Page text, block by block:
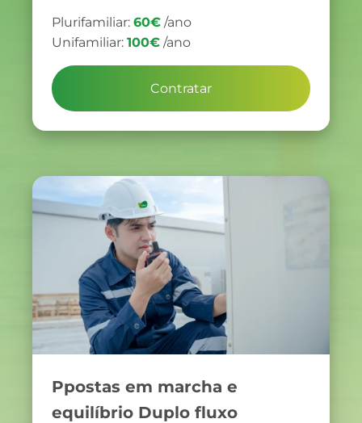
Plurifamiliar: 60€ /ano
Unifamiliar: 100€ /ano
Contratar
Ppostas em marcha e
equilíbrio Duplo fluxo